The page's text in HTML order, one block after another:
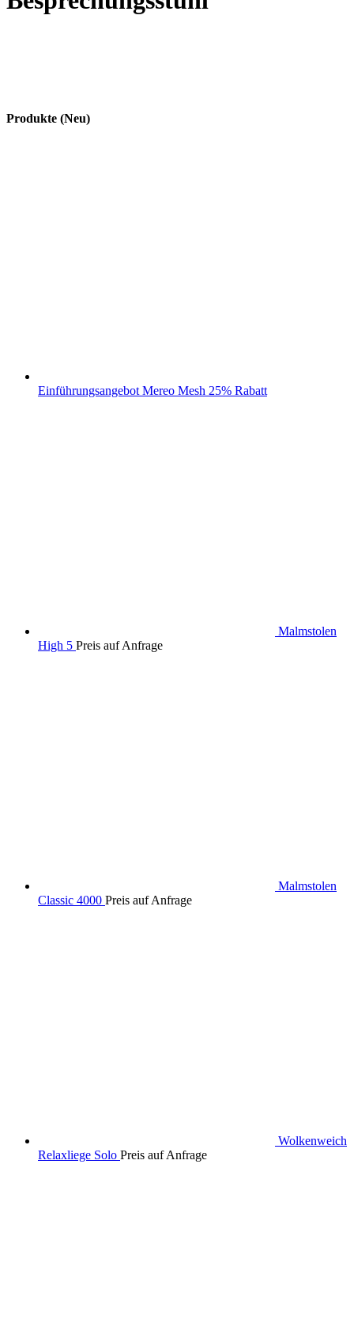
Produkte (Neu)
Einführungsangebot Mereo Mesh 25% Rabatt
Malmstolen
High 5 Preis auf Anfrage
Malmstolen
Classic 4000 Preis auf Anfrage
Wolkenweich
Relaxliege Solo Preis auf Anfrage